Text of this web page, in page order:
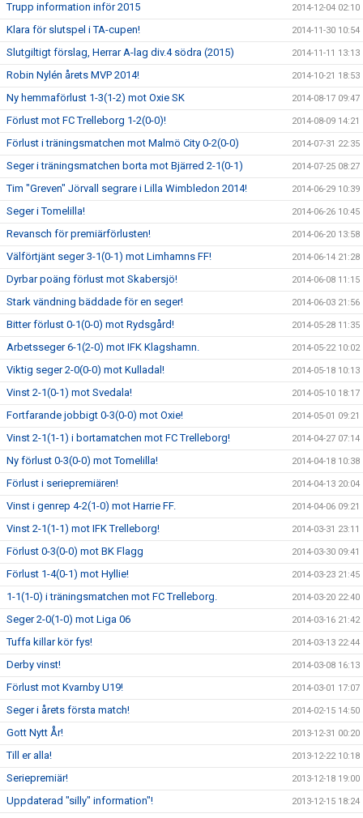
Trupp information inför 2015 2014-12-04 02:10
Klara för slutspel i TA-cupen! 2014-11-30 10:54
Slutgiltigt förslag, Herrar A-lag div.4 södra (2015) 2014-11-11 13:13
Robin Nylén årets MVP 2014! 2014-10-21 18:53
Ny hemmaförlust 1-3(1-2) mot Oxie SK 2014-08-17 09:47
Förlust mot FC Trelleborg 1-2(0-0)! 2014-08-09 14:21
Förlust i träningsmatchen mot Malmö City 0-2(0-0) 2014-07-31 22:35
Seger i träningsmatchen borta mot Bjärred 2-1(0-1) 2014-07-25 08:27
Tim "Greven" Jörvall segrare i Lilla Wimbledon 2014! 2014-06-29 10:39
Seger i Tomelilla! 2014-06-26 10:45
Revansch för premiärförlusten! 2014-06-20 13:58
Välförtjänt seger 3-1(0-1) mot Limhamns FF! 2014-06-14 21:28
Dyrbar poäng förlust mot Skabersjö! 2014-06-08 11:15
Stark vändning bäddade för en seger! 2014-06-03 21:56
Bitter förlust 0-1(0-0) mot Rydsgård! 2014-05-28 11:35
Arbetsseger 6-1(2-0) mot IFK Klagshamn. 2014-05-22 10:02
Viktig seger 2-0(0-0) mot Kulladal! 2014-05-18 10:13
Vinst 2-1(0-1) mot Svedala! 2014-05-10 18:17
Fortfarande jobbigt 0-3(0-0) mot Oxie! 2014-05-01 09:21
Vinst 2-1(1-1) i bortamatchen mot FC Trelleborg! 2014-04-27 07:14
Ny förlust 0-3(0-0) mot Tomelilla! 2014-04-18 10:38
Förlust i seriepremiären! 2014-04-13 20:04
Vinst i genrep 4-2(1-0) mot Harrie FF. 2014-04-06 09:21
Vinst 2-1(1-1) mot IFK Trelleborg! 2014-03-31 23:11
Förlust 0-3(0-0) mot BK Flagg 2014-03-30 09:41
Förlust 1-4(0-1) mot Hyllie! 2014-03-23 21:45
1-1(1-0) i träningsmatchen mot FC Trelleborg. 2014-03-20 22:40
Seger 2-0(1-0) mot Liga 06 2014-03-16 21:42
Tuffa killar kör fys! 2014-03-13 22:44
Derby vinst! 2014-03-08 16:13
Förlust mot Kvarnby U19! 2014-03-01 17:07
Seger i årets första match! 2014-02-15 14:50
Gott Nytt År! 2013-12-31 00:20
Till er alla! 2013-12-22 10:18
Seriepremiär! 2013-12-18 19:00
Uppdaterad "silly" information"! 2013-12-15 18:24